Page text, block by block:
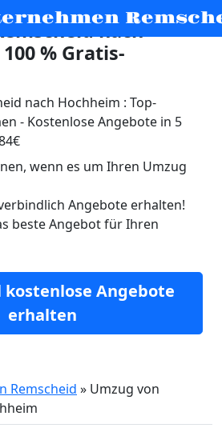
nach
% Gratis-
nach Hochheim : Top-
- Kostenlose Angebote in 5
wenn es um Ihren Umzug
Angebote erhalten!
beste Angebot für Ihren
Angebote
erhalten
Remscheid » Umzug von